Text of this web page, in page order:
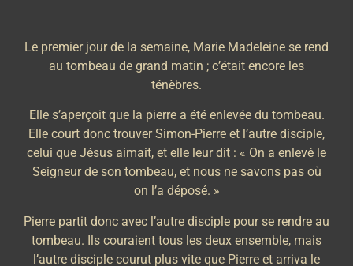
Le premier jour de la semaine, Marie Madeleine se rend
au tombeau de grand matin ; c’était encore les
ténèbres.
Elle s’aperçoit que la pierre a été enlevée du tombeau.
Elle court donc trouver Simon-Pierre et l’autre disciple,
celui que Jésus aimait, et elle leur dit : « On a enlevé le
Seigneur de son tombeau, et nous ne savons pas où
on l’a déposé. »
Pierre partit donc avec l’autre disciple pour se rendre au
tombeau. Ils couraient tous les deux ensemble, mais
l’autre disciple courut plus vite que Pierre et arriva le